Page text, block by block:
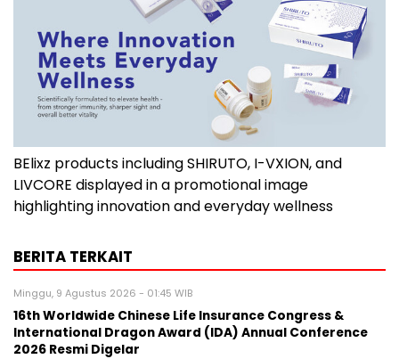
BElixz products including SHIRUTO, I-VXION, and
LIVCORE displayed in a promotional image
highlighting innovation and everyday wellness
BERITA TERKAIT
Minggu, 9 Agustus 2026 - 01:45 WIB
16th Worldwide Chinese Life Insurance Congress &
International Dragon Award (IDA) Annual Conference
2026 Resmi Digelar